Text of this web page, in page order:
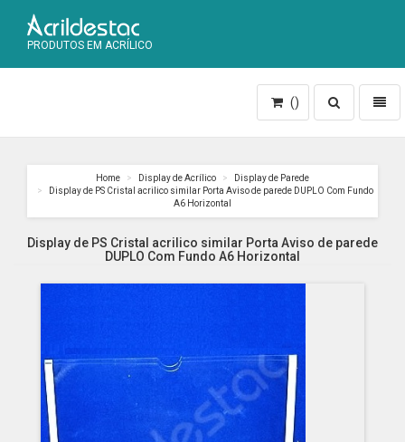
PRODUTOS EM ACRÍLICO
Toggle
search
()
Home Display de Acrílico
Display de Parede
Display de PS Cristal acrilico similar Porta Aviso de parede DUPLO Com Fundo
A6 Horizontal
Display de PS Cristal acrilico similar Porta Aviso de parede
DUPLO Com Fundo A6 Horizontal